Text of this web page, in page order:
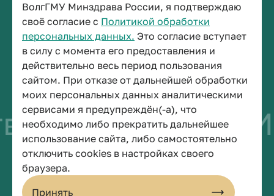
ВолгГМУ Минздрава России, я подтверждаю
своё согласие с Политикой обработки
персональных данных. Это согласие вступает
в силу с момента его предоставления и
действительно весь период пользования
сайтом. При отказе от дальнейшей обработки
моих персональных данных аналитическими
сервисами я предупреждён(-а), что
необходимо либо прекратить дальнейшее
использование сайта, либо самостоятельно
отключить cookies в настройках своего
браузера.
Принять
Приемная ректора
+7 (8442) 38-50-05
г. Волгоград, площадь Павших Борцов, зд. 1,
кабинет 3-11
post@volgmed.ru
пн-пт, с 08.30 до 17.00 (перерыв с 12.30 до 13.00)
быть врачом
© 2026 Волгоградский государственный медицинский университет
Политика конфиденциальности
Политика по обработке персональных данных